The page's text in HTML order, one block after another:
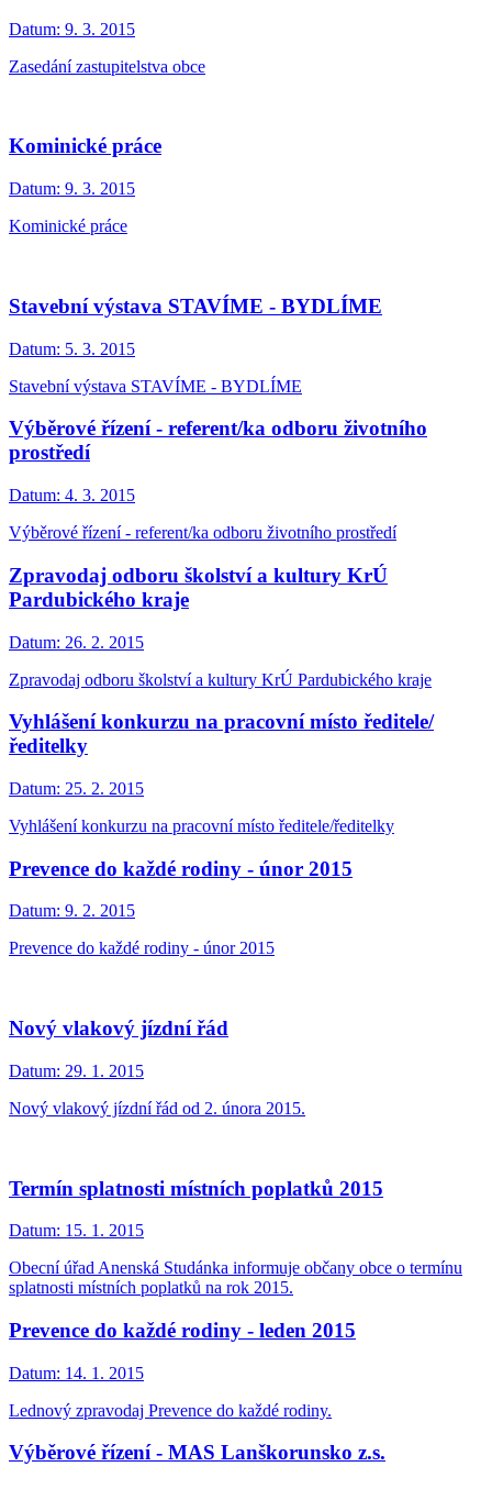
Datum: 9. 3. 2015
Zasedání zastupitelstva obce
Kominické práce
Datum: 9. 3. 2015
Kominické práce
Stavební výstava STAVÍME - BYDLÍME
Datum: 5. 3. 2015
Stavební výstava STAVÍME - BYDLÍME
Výběrové řízení - referent/ka odboru životního
prostředí
Datum: 4. 3. 2015
Výběrové řízení - referent/ka odboru životního prostředí
Zpravodaj odboru školství a kultury KrÚ
Pardubického kraje
Datum: 26. 2. 2015
Zpravodaj odboru školství a kultury KrÚ Pardubického kraje
Vyhlášení konkurzu na pracovní místo ředitele/
ředitelky
Datum: 25. 2. 2015
Vyhlášení konkurzu na pracovní místo ředitele/ředitelky
Prevence do každé rodiny - únor 2015
Datum: 9. 2. 2015
Prevence do každé rodiny - únor 2015
Nový vlakový jízdní řád
Datum: 29. 1. 2015
Nový vlakový jízdní řád od 2. února 2015.
Termín splatnosti místních poplatků 2015
Datum: 15. 1. 2015
Obecní úřad Anenská Studánka informuje občany obce o termínu
splatnosti místních poplatků na rok 2015.
Prevence do každé rodiny - leden 2015
Datum: 14. 1. 2015
Lednový zpravodaj Prevence do každé rodiny.
Výběrové řízení - MAS Lanškorunsko z.s.